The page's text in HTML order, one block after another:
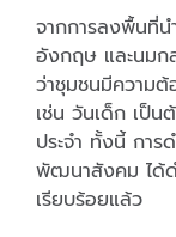
จากการลงพื้นที่น
อังกฤษ และนมก
ว่าชุมชนมีความต้
เช่น วันเด็ก เป็น
ประจำ ทั้งนี้ การ
พัฒนาสังคม ได้ด
เรียบร้อยแล้ว